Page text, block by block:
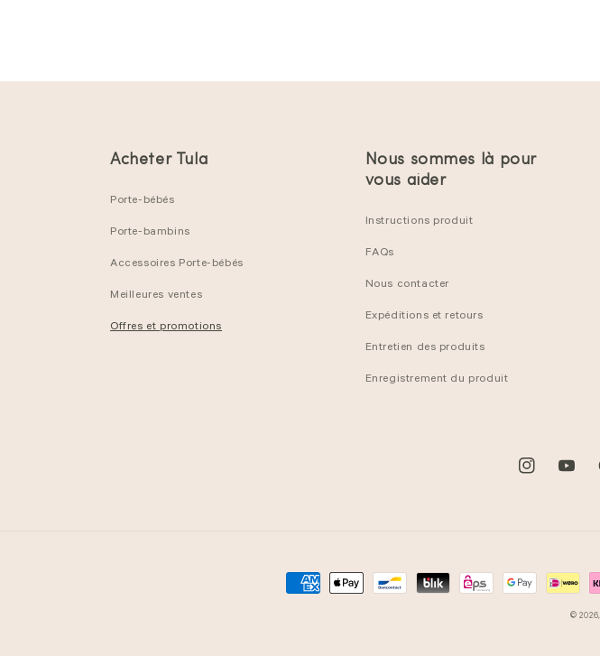
Acheter Tula
Porte-bébés
Porte-bambins
Accessoires Porte-bébés
Meilleures ventes
Offres et promotions
Nous sommes là pour
vous aider
Instructions produit
FAQs
Nous contacter
Expéditions et retours
Entretien des produits
Enregistrement du produit
Instagram
Modes
© 2026,